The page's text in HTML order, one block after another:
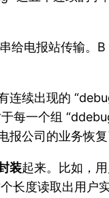
电报站传输。
续出现的
每一个组
公司的业务恢复
装起来。比如，
长度读取出用户